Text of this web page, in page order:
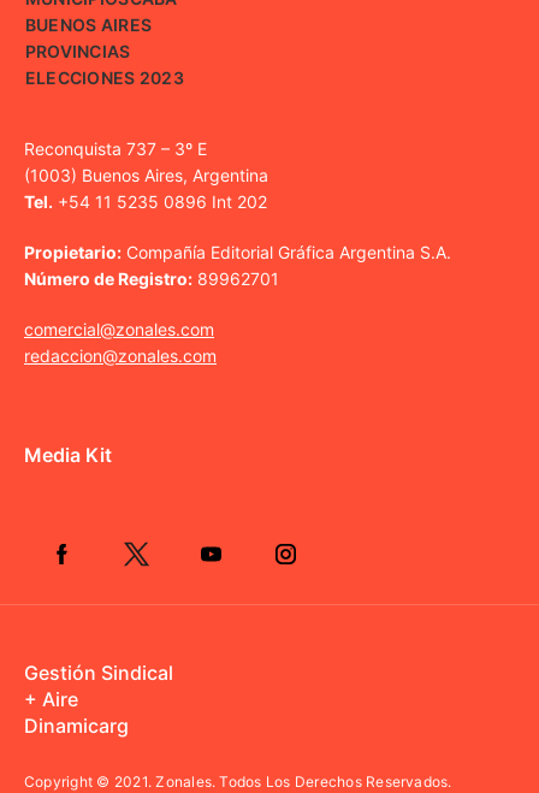
BUENOS AIRES
PROVINCIAS
ELECCIONES 2023
Reconquista 737 – 3º E
(1003) Buenos Aires, Argentina
Tel. +54 11 5235 0896 Int 202
Propietario: Compañía Editorial Gráfica Argentina S.A.
Número de Registro: 89962701
comercial@zonales.com
redaccion@zonales.com
Media Kit
Gestión Sindical
+ Aire
Dinamicarg
Copyright © 2021.Zonales. Todos Los Derechos Reservados.